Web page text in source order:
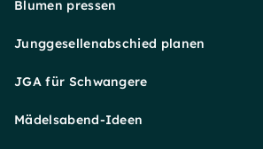
Blumen pressen
Junggesellenabschied planen
JGA für Schwangere
Mädelsabend-Ideen